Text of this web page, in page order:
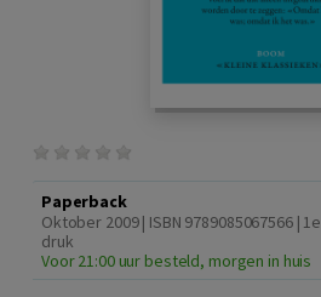
Paperback
Oktober 2009 | ISBN 9789085067566 | 1e
druk
Voor 21:00 uur besteld, morgen in huis